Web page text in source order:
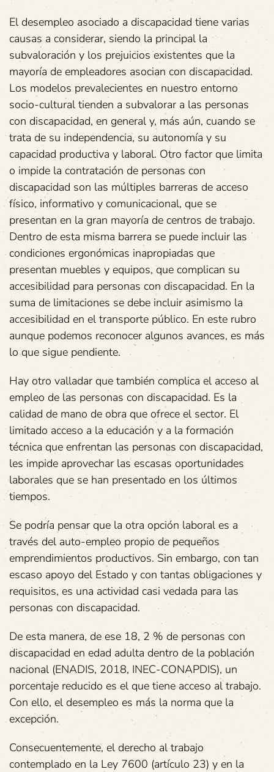
El desempleo asociado a discapacidad tiene varias
causas a considerar, siendo la principal la
subvaloración y los prejuicios existentes que la
mayoría de empleadores asocian con discapacidad.
Los modelos prevalecientes en nuestro entorno
socio-cultural tienden a subvalorar a las personas
con discapacidad, en general y, más aún, cuando se
trata de su independencia, su autonomía y su
capacidad productiva y laboral. Otro factor que limita
o impide la contratación de personas con
discapacidad son las múltiples barreras de acceso
físico, informativo y comunicacional, que se
presentan en la gran mayoría de centros de trabajo.
Dentro de esta misma barrera se puede incluir las
condiciones ergonómicas inapropiadas que
presentan muebles y equipos, que complican su
accesibilidad para personas con discapacidad. En la
suma de limitaciones se debe incluir asimismo la
accesibilidad en el transporte público. En este rubro
aunque podemos reconocer algunos avances, es más
lo que sigue pendiente.
Hay otro valladar que también complica el acceso al
empleo de las personas con discapacidad. Es la
calidad de mano de obra que ofrece el sector. El
limitado acceso a la educación y a la formación
técnica que enfrentan las personas con discapacidad,
les impide aprovechar las escasas oportunidades
laborales que se han presentado en los últimos
tiempos.
Se podría pensar que la otra opción laboral es a
través del auto-empleo propio de pequeños
emprendimientos productivos. Sin embargo, con tan
escaso apoyo del Estado y con tantas obligaciones y
requisitos, es una actividad casi vedada para las
personas con discapacidad.
De esta manera, de ese 18, 2 % de personas con
discapacidad en edad adulta dentro de la población
nacional (ENADIS, 2018, INEC-CONAPDIS), un
porcentaje reducido es el que tiene acceso al trabajo.
Con ello, el desempleo es más la norma que la
excepción.
Consecuentemente, el derecho al trabajo
contemplado en la Ley 7600 (artículo 23) y en la